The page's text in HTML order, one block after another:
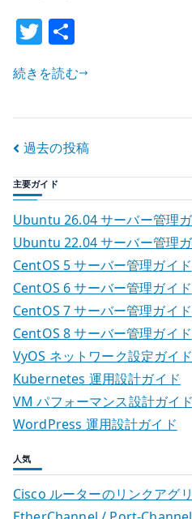
本
設
定
CA
明
書
を
信
す
る
へ
の
T
w
it
te
r
続きを読む
投
稿
ナ
ビ
ゲ
ー
シ
ョ
ン
過去の投稿
主要ガイド
Ubuntu 26.04 サーバー管理
Ubuntu 22.04 サーバー管理
CentOS 5 サーバー管理ガイド
CentOS 6 サーバー管理ガイド
CentOS 7 サーバー管理ガイド
CentOS 8 サーバー管理ガイド
VyOS ネットワーク設定ガイド
Kubernetes 運用設計ガイド
VM パフォーマンス設計ガイド
WordPress 運用設計ガイド
人気
Cisco ルーターのリンクアグ